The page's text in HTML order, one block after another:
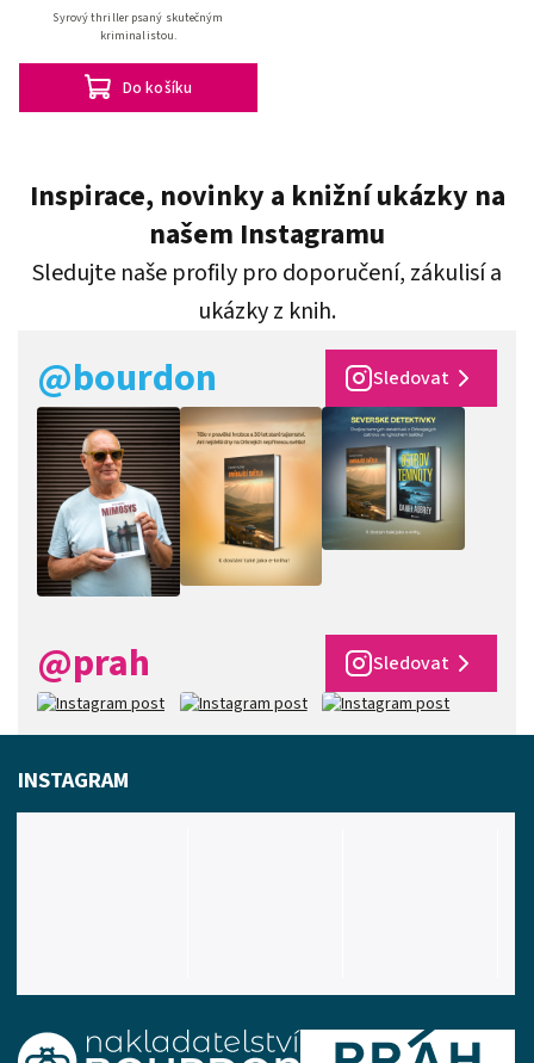
Do košíku
Syrový thriller psaný skutečným
kriminalistou.
Inspirace, novinky a knižní ukázky na
našem Instagramu
Sledujte naše profily pro doporučení, zákulisí a
ukázky z knih.
@bourdon Sledovat
@prah Sledovat
INSTAGRAM